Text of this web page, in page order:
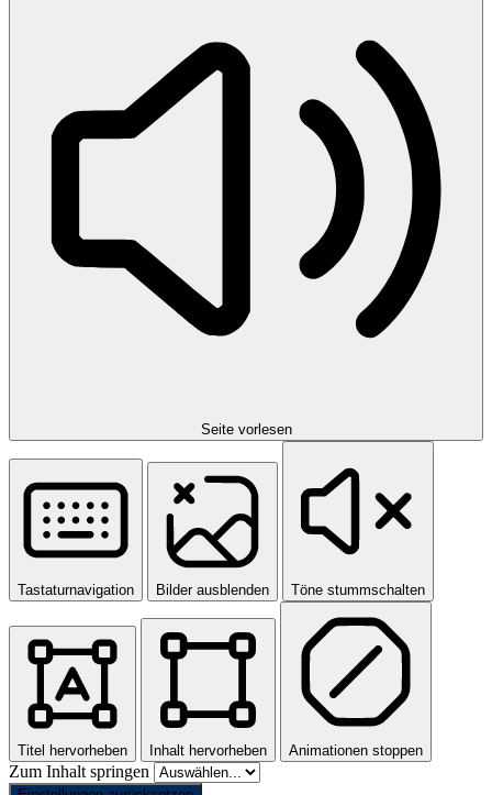
Seite vorlesen
Tastaturnavigation Bilder ausblenden Töne stummschalten
Titel hervorheben Inhalt hervorheben Animationen stoppen
Zum Inhalt springen